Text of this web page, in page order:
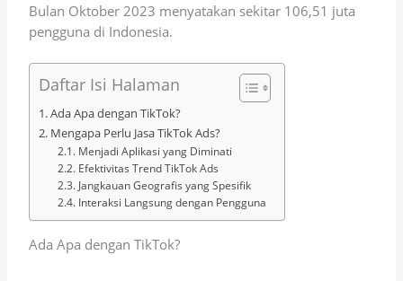
Bulan Oktober 2023 menyatakan sekitar 106,51 juta
pengguna di Indonesia.
Daftar Isi Halaman
Ada Apa dengan TikTok?
Mengapa Perlu Jasa TikTok Ads?
Menjadi Aplikasi yang Diminati
Efektivitas Trend TikTok Ads
Jangkauan Geografis yang Spesifik
Interaksi Langsung dengan Pengguna
Ada Apa dengan TikTok?